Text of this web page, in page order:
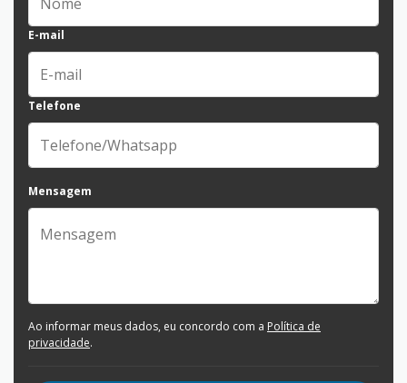
E-mail
Telefone
Mensagem
Ao informar meus dados, eu concordo com a Política de
privacidade.